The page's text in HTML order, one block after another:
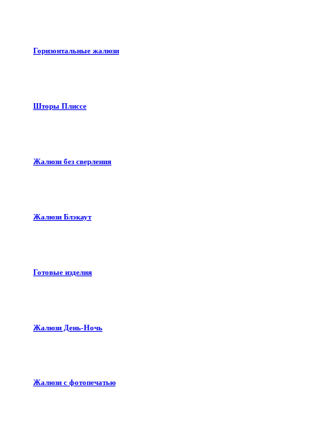
Горизонтальные жалюзи
Шторы Плиссе
Жалюзи без сверления
Жалюзи Блэкаут
Готовые изделия
Жалюзи День-Ночь
Жалюзи с фотопечатью